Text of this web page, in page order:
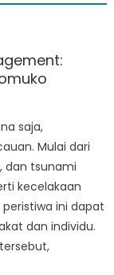
saja,
Mulai dari
dan tsunami
kecelakaan
ini dapat
dan individu.